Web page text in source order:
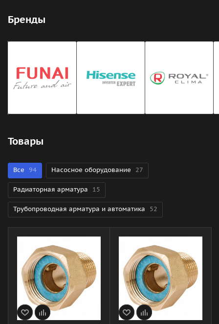
Бренды
Товары
Все 94 Насосное оборудование 27
Радиаторная арматура 15
Трубопроводная арматура и автоматика 52